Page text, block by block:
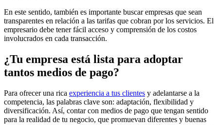
En este sentido, también es importante buscar empresas que sean
transparentes en relación a las tarifas que cobran por los servicios. El
empresario debe tener fácil acceso y comprensión de los costos
involucrados en cada transacción.
¿Tu empresa está lista para adoptar
tantos medios de pago?
Para ofrecer una rica experiencia a tus clientes y adelantarse a la
competencia, las palabras clave son: adaptación, flexibilidad y
diversificación. Así, contar con medios de pago que tengan sentido
para la realidad de tu negocio, que promuevan diferentes y buenas